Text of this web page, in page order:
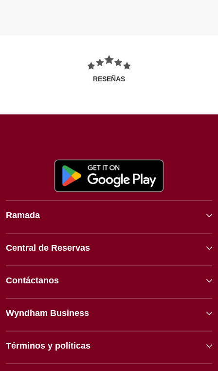
RESEÑAS
Ramada
Central de Reservas
Contáctanos
Wyndham Business
Términos y políticas